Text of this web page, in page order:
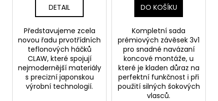
DETAIL
Představujeme zcela
novou řadu prvotřídních
teflonových háčků
CLAW, které spojují
nejmodernější materiály
s precizní japonskou
výrobní technologií.
DO KOŠÍKU
Kompletní sada
prémiových závěsek 3v1
pro snadné navázaní
koncové montáže, u
které je kladen důraz na
perfektní funkčnost i při
použití silných šokových
vlasců.